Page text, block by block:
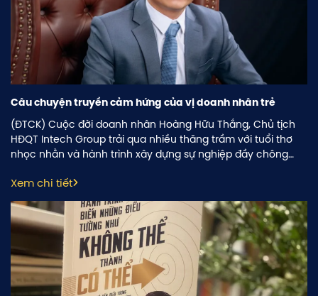
Câu chuyện truyền cảm hứng của vị doanh nhân trẻ
(ĐTCK) Cuộc đời doanh nhân Hoàng Hữu Thắng, Chủ tịch
HĐQT Intech Group trải qua nhiều thăng trầm với tuổi thơ
nhọc nhằn và hành trình xây dựng sự nghiệp đầy chông
đích truyền cảm hứng cho thế hệ trẻ.
Xem chi tiết